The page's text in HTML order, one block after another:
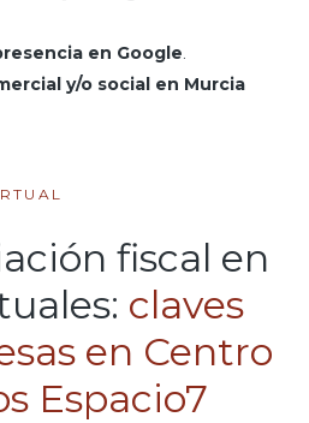
en Google.
y/o social en Murcia
fiscal en
claves
en Centro
Espacio7